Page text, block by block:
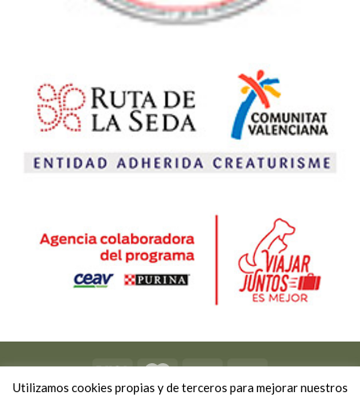
Utilizamos cookies propias y de terceros para mejorar nuestros